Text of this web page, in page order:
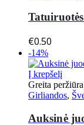
€0.50
-14%
Į krepšelį
Greita peržiūra
Girliandos,
Auksinė